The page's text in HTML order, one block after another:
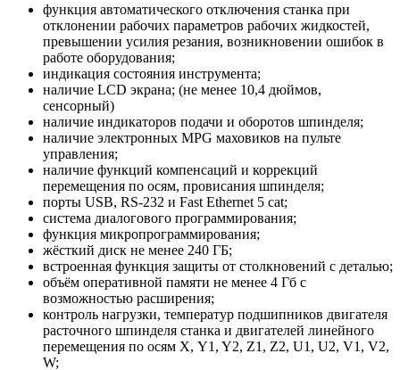
функция автоматического отключения станка при
отклонении рабочих параметров рабочих жидкостей,
превышении усилия резания, возникновении ошибок в
работе оборудования;
индикация состояния инструмента;
наличие LCD экрана; (не менее 10,4 дюймов,
сенсорный)
наличие индикаторов подачи и оборотов шпинделя;
наличие электронных MPG маховиков на пульте
управления;
наличие функций компенсаций и коррекций
перемещения по осям, провисания шпинделя;
порты USB, RS-232 и Fast Ethernet 5 cat;
система диалогового программирования;
функция микропрограммирования;
жёсткий диск не менее 240 ГБ;
встроенная функция защиты от столкновений с деталью;
объём оперативной памяти не менее 4 Гб с
возможностью расширения;
контроль нагрузки, температур подшипников двигателя
расточного шпинделя станка и двигателей линейного
перемещения по осям Х, Y1, Y2, Z1, Z2, U1, U2, V1, V2,
W;